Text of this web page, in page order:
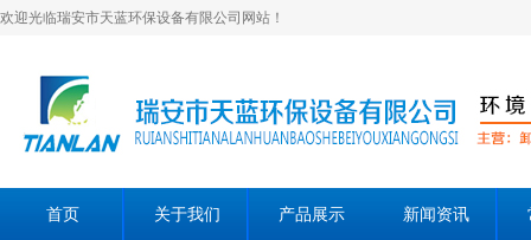
欢迎光临瑞安市天蓝环保设备有限公司网站！
首页 关于我们 产品展示 新闻资讯